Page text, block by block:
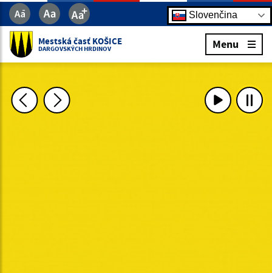
Slovenčina
Mestská časť KOŠICE
DARGOVSKÝCH HRDINOV Menu